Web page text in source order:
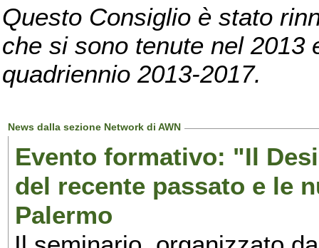
Questo Consiglio è stato
che si sono tenute nel 2013
quadriennio 2013-2017.
News dalla sezione Network di AWN
Evento formativo: "Il
del recente passato e le
Palermo